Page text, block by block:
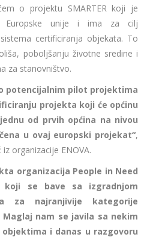
o projektu SMARTER koji je
Europske unije i ima za cilj
certificiranja objekata. To
poboljšanju životne sredine i
za stanovništvo.
potencijalnim pilot projektima
projekta koji će općinu
od prvih općina na nivou
u ovaj europski projekat“,
organizacije ENOVA.
organizacija People in Need
se bave sa izgradnjom
za najranjivije kategorije
Maglaj nam se javila sa nekim
i danas u razgovoru